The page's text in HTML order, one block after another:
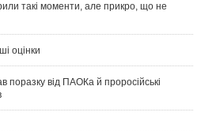
такі моменти, але прикро, що не
оцінки
поразку від ПАОКа й проросійські